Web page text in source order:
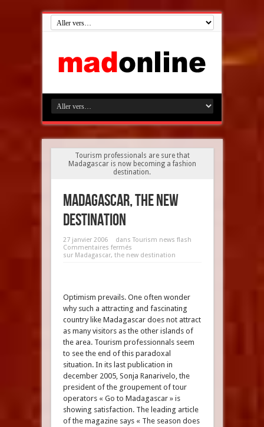
Tourism professionals are sure that
Madagascar is now becoming a fashion
destination.
Madagascar, the new
destination
27 janvier 2006 dansTourism news flash
Commentaires fermés
sur Madagascar, the new destination
Optimism prevails. One often wonder
why such a attracting and fascinating
country like Madagascar does not attract
as many visitors as the other islands of
the area. Tourism professionnals seem
to see the end of this paradoxal
situation. In its last publication in
december 2005, Sonja Ranarivelo, the
president of the groupement of tour
operators « Go to Madagascar » is
showing satisfaction. The leading article
of the magazine says « The season does